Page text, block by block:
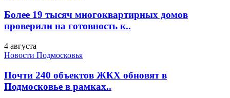
Более 19 тысяч многоквартирных домов
проверили на готовность к..
4 августа
Новости Подмосковья
Почти 240 объектов ЖКХ обновят в
Подмосковье в рамках..